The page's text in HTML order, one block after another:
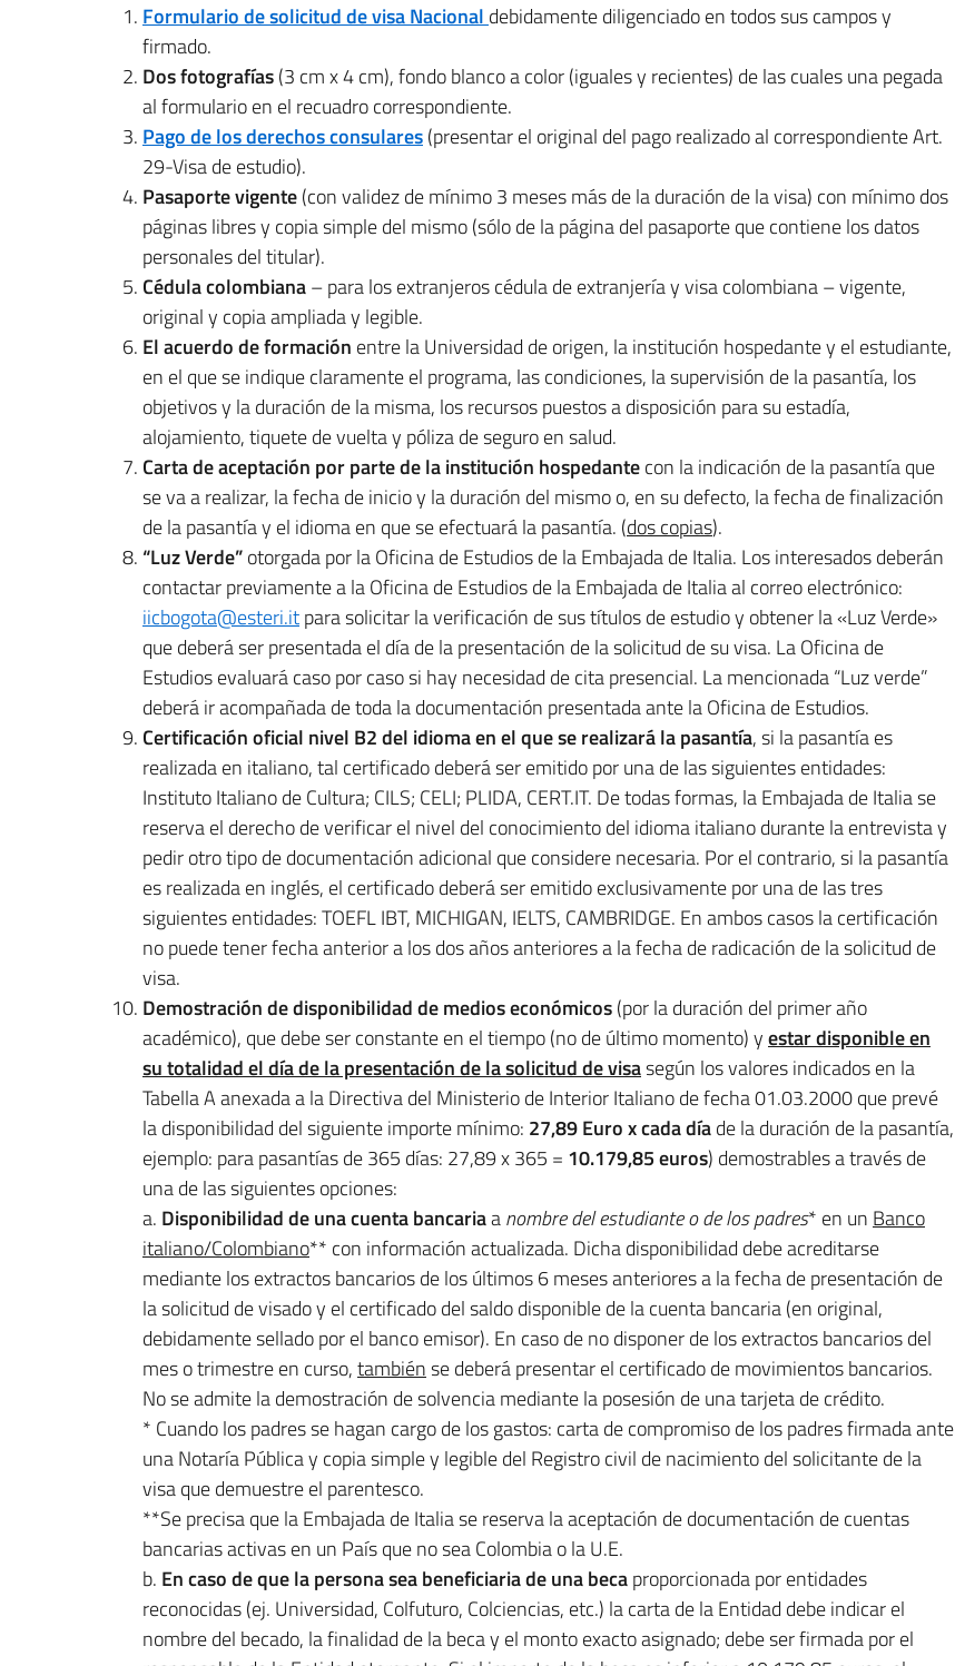
Formulario de solicitud de visa Nacional debidamente diligenciado en todos sus campos y
firmado.
Dos fotografías(3 cm x 4 cm), fondo blanco a color (iguales y recientes) de las cuales una pegada
al formulario en el recuadro correspondiente.
Pago de los derechos consulares(presentar el original del pago realizado al correspondiente Art.
29-Visa de estudio).
Pasaporte vigente(con validez de mínimo 3 meses más de la duración de la visa) con mínimo dos
páginas libres y copia simple del mismo (sólo de la página del pasaporte que contiene los datos
personales del titular).
Cédula colombiana– para los extranjeros cédula de extranjería y visa colombiana – vigente,
original y copia ampliada y legible.
El acuerdode formación entre la Universidad de origen, la institución hospedante y el estudiante,
en el que se indique claramente el programa, las condiciones, la supervisión de la pasantía, los
objetivos y la duración de la misma, los recursos puestos a disposición para su estadía,
alojamiento, tiquete de vuelta y póliza de seguro en salud.
Carta de aceptación por parte de la institución hospedantecon la indicación de la pasantía que
se va a realizar, la fecha de inicio y la duración del mismo o, en su defecto, la fecha de finalización
de la pasantía y el idioma en que se efectuará la pasantía. (dos copias).
“Luz Verde”otorgada por la Oficina de Estudios de la Embajada de Italia. Los interesados deberán
contactar previamente a la Oficina de Estudios de la Embajada de Italia al correo electrónico:
iicbogota@esteri.itpara solicitar la verificación de sus títulos de estudio y obtener la «Luz Verde»
que deberá ser presentada el día de la presentación de la solicitud de su visa. La Oficina de
Estudios evaluará caso por caso si hay necesidad de cita presencial. La mencionada “Luz verde”
deberá ir acompañada de toda la documentación presentada ante la Oficina de Estudios.
Certificación oficial nivel B2 del idioma en el que se realizará la pasantía, si la pasantía es
realizada en italiano, tal certificado deberá ser emitido por una de las siguientes entidades:
Instituto Italiano de Cultura; CILS; CELI; PLIDA, CERT.IT. De todas formas, la Embajada de Italia se
reserva el derecho de verificar el nivel del conocimiento del idioma italiano durante la entrevista y
pedir otro tipo de documentación adicional que considere necesaria. Por el contrario, si la pasantía
es realizada en inglés, el certificado deberá ser emitido exclusivamente por una de las tres
siguientes entidades: TOEFL IBT, MICHIGAN, IELTS, CAMBRIDGE. En ambos casos la certificación
no puede tener fecha anterior a los dos años anteriores a la fecha de radicación de la solicitud de
visa.
Demostración de disponibilidad de medios económicos(por la duración del primer año
académico), que debe ser constante en el tiempo (no de último momento) yestar disponible en
su totalidad el día de la presentación de la solicitud de visasegún los valores indicados en la
Tabella A anexada a la Directiva del Ministerio de Interior Italiano de fecha 01.03.2000 que prevé
la disponibilidad del siguiente importe mínimo: 27,89 Euro x cada díade la duración de la pasantía,
ejemplo: para pasantías de 365 días: 27,89 x 365 = 10.179,85 euros) demostrables a través de
una de las siguientes opciones:
a. Disponibilidad de una cuenta bancariaanombre del estudiante o de los padres* en un Banco
italiano/Colombiano** con información actualizada. Dicha disponibilidad debe acreditarse
mediante los extractos bancarios de los últimos 6 meses anteriores a la fecha de presentación de
la solicitud de visado y el certificado del saldo disponible de la cuenta bancaria (en original,
debidamente sellado por el banco emisor). En caso de no disponer de los extractos bancarios del
mes o trimestre en curso,tambiénse deberá presentar el certificado de movimientos bancarios.
No se admite la demostración de solvencia mediante la posesión de una tarjeta de crédito.
* Cuando los padres se hagan cargo de los gastos: carta de compromiso de los padres firmada ante
una Notaría Pública y copia simple y legible del Registro civil de nacimiento del solicitante de la
visa que demuestre el parentesco.
**Se precisa que la Embajada de Italia se reserva la aceptación de documentación de cuentas
bancarias activas en un País que no sea Colombia o la U.E.
b. En caso de que la persona sea beneficiaria de una becaproporcionada por entidades
reconocidas (ej. Universidad, Colfuturo, Colciencias, etc.) la carta de la Entidad debe indicar el
nombre del becado, la finalidad de la beca y el monto exacto asignado; debe ser firmada por el